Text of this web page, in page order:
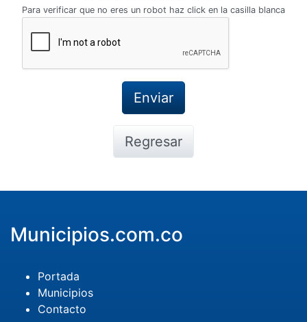
Para verificar que no eres un robot haz click en la casilla blanca
Regresar
Municipios.com.co
Portada
Municipios
Contacto